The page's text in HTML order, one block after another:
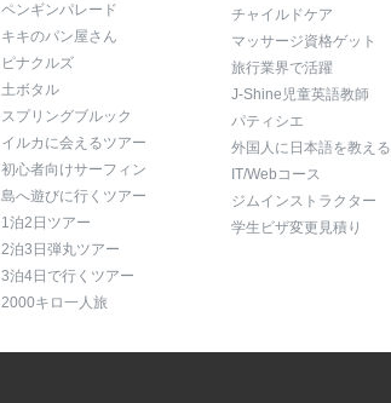
ペンギンパレード
キキのパン屋さん
ピナクルズ
土ボタル
スプリングブルック
イルカに会えるツアー
初心者向けサーフィン
島へ遊びに行くツアー
1泊2日ツアー
2泊3日弾丸ツアー
3泊4日で行くツアー
2000キロ一人旅
チャイルドケア
マッサージ資格ゲット
旅行業界で活躍
J-Shine児童英語教師
パティシエ
外国人に日本語を教える
IT/Webコース
ジムインストラクター
学生ビザ変更見積り